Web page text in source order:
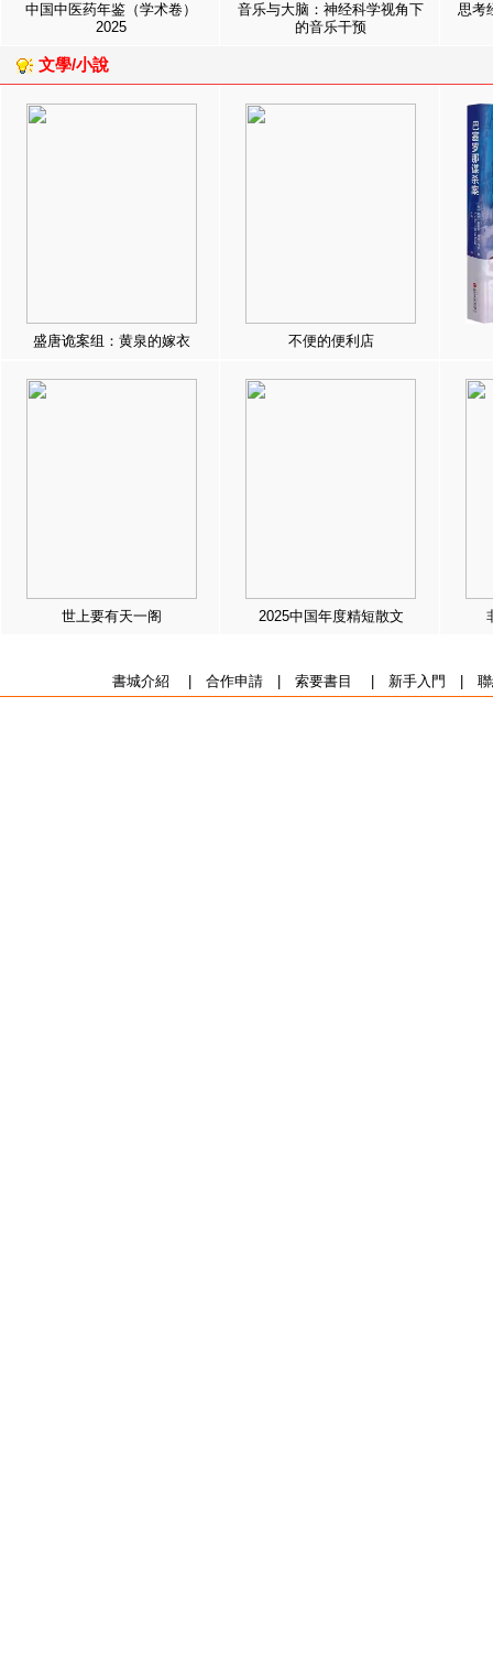
中国中医药年鉴（学术卷）
2025
音乐与大脑：神经科学视角下
的音乐干预
思考
文學/小說
盛唐诡案组：黄泉的嫁衣 不便的便利店
世上要有天一阁 2025中国年度精短散文
書城介紹 合作申請| 索要書目 新手入門